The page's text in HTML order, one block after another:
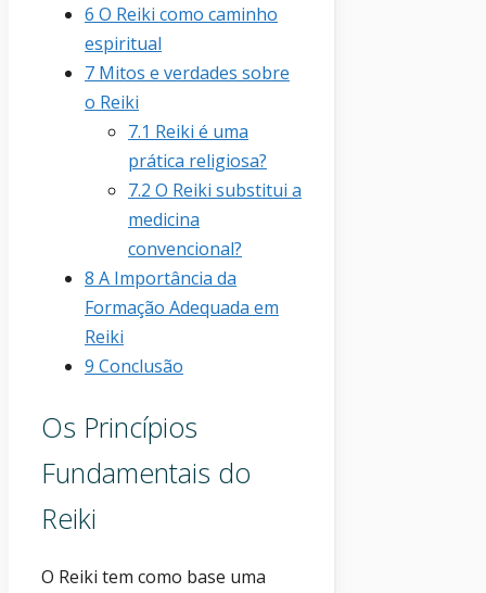
6 O Reiki como caminho
espiritual
7 Mitos e verdades sobre
o Reiki
7.1 Reiki é uma
prática religiosa?
7.2 O Reiki substitui a
medicina
convencional?
8 A Importância da
Formação Adequada em
Reiki
9 Conclusão
Os Princípios
Fundamentais do
Reiki
O Reiki tem como base uma